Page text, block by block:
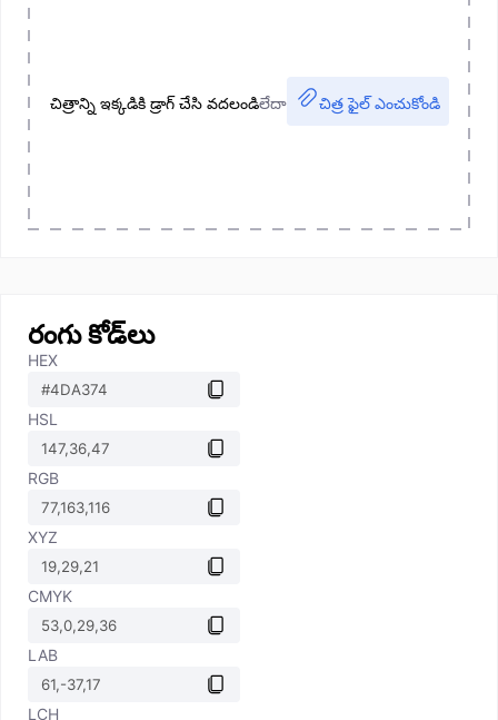
చిత్రాన్ని ఇక్కడికి డ్రాగ్ చేసి వదలండిలేదా చిత్ర ఫైల్ ఎంచుకోండి
రంగు కోడ్‌లు
HEX
HSL
RGB
XYZ
CMYK
LAB
LCH